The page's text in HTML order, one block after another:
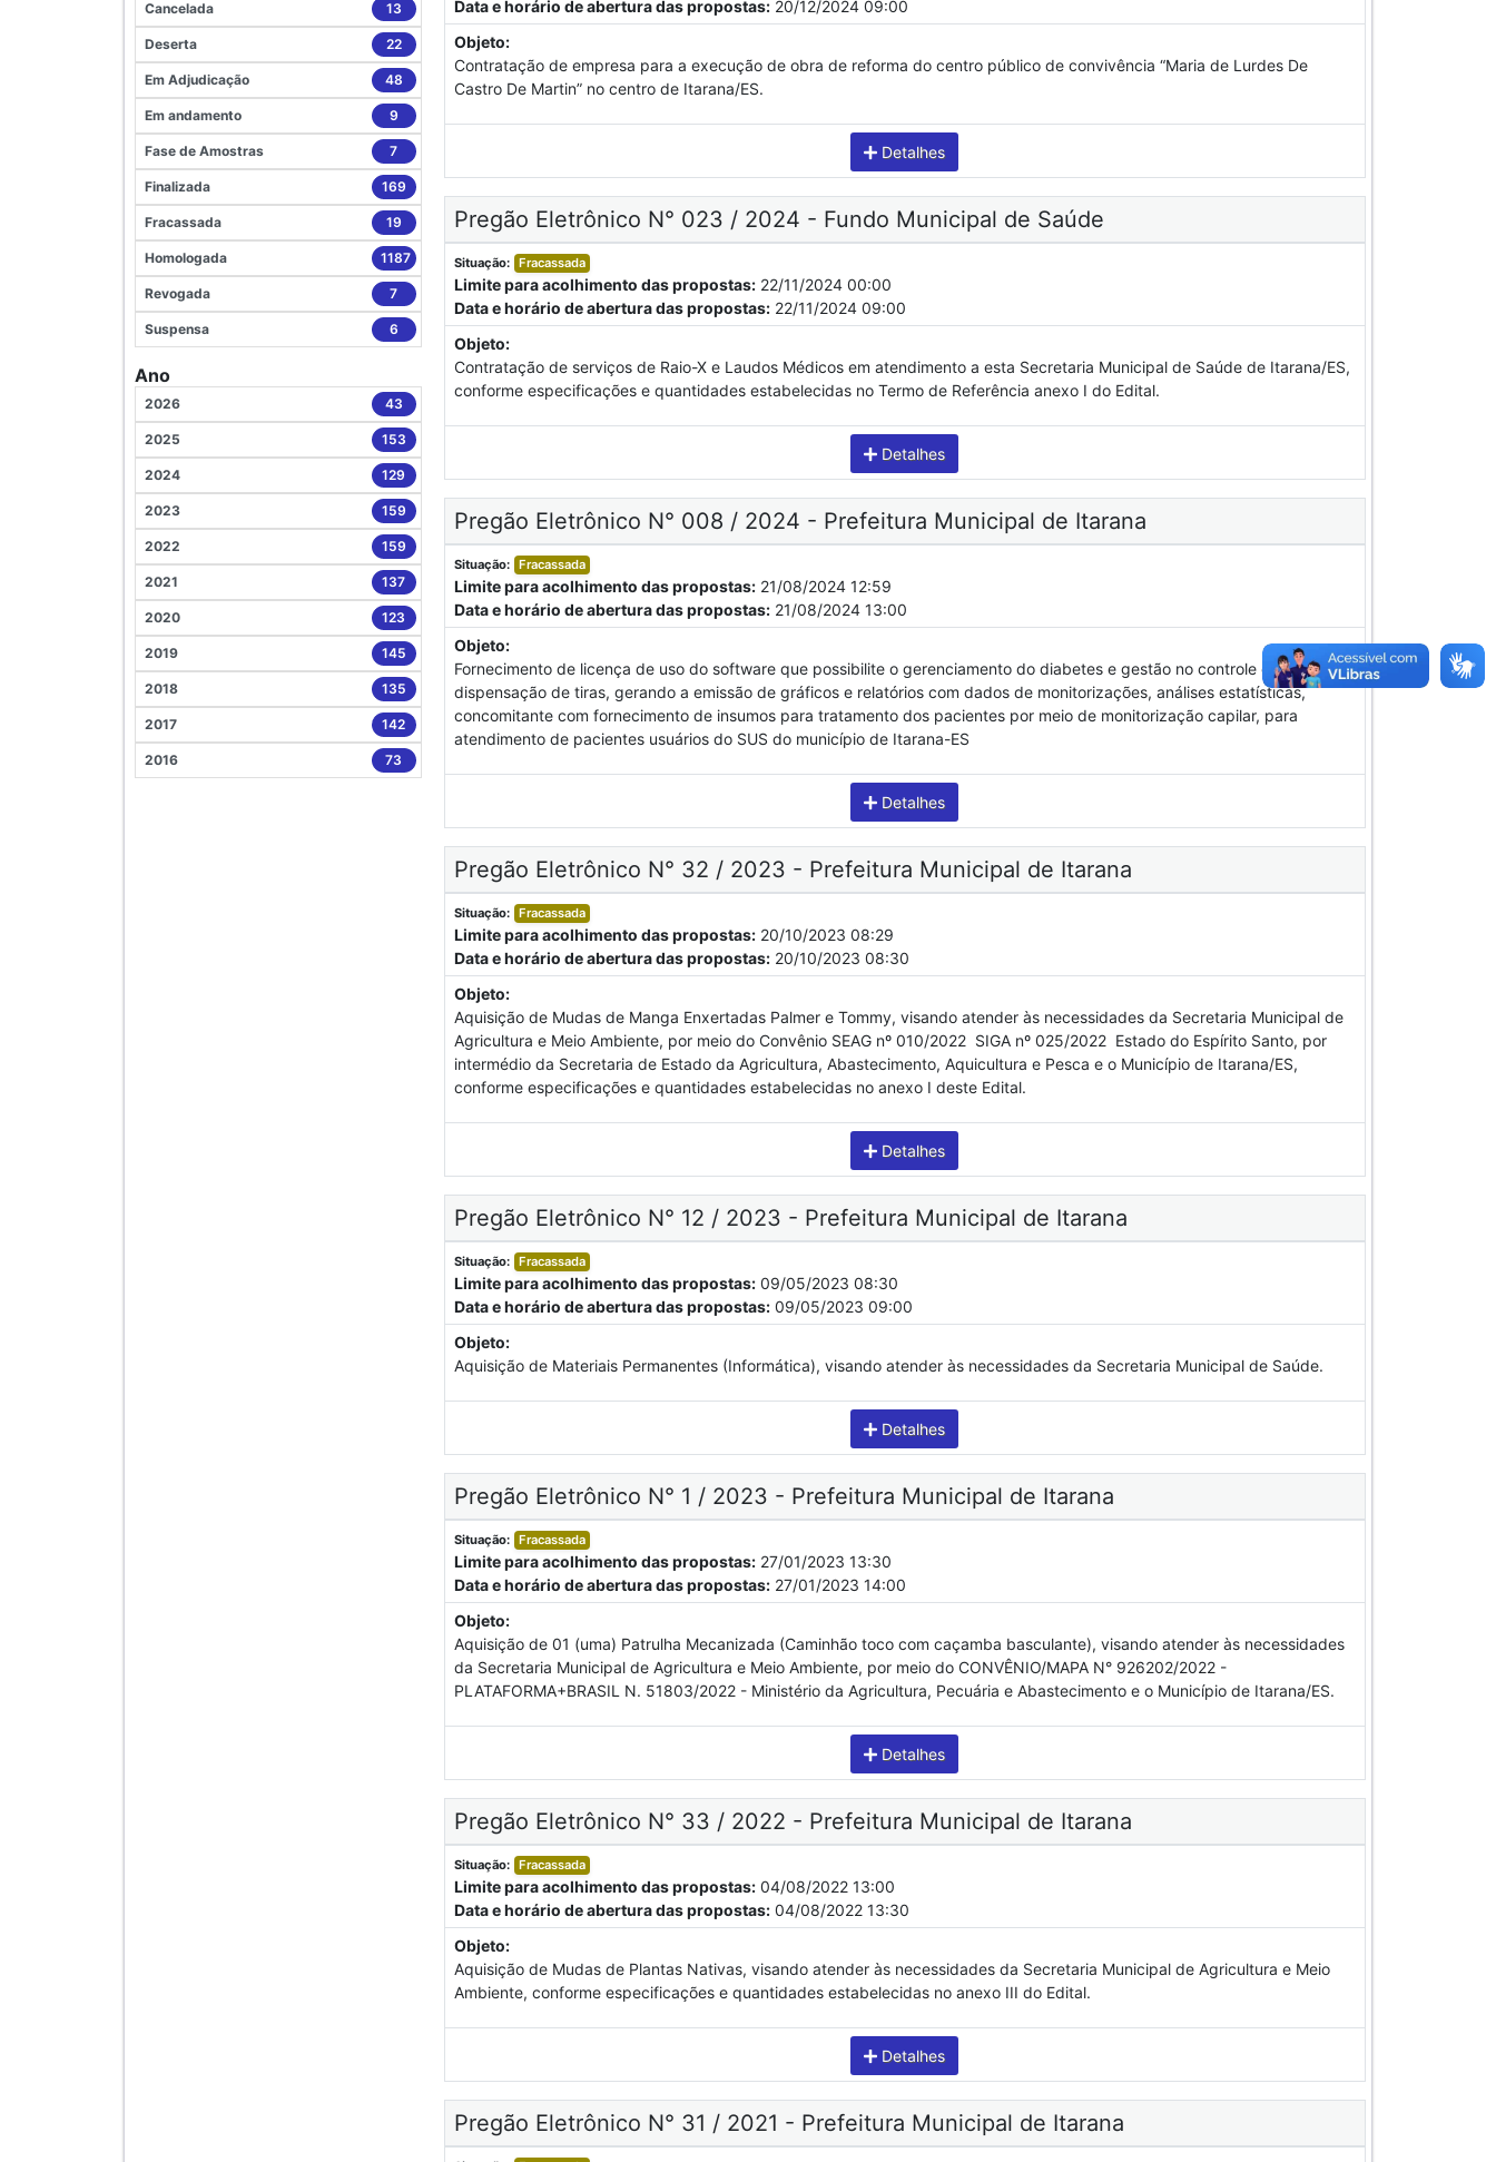
Cancelada 13
Deserta 22
Em Adjudicação 48
Em andamento 9
Fase de Amostras 7
Finalizada 169
Fracassada 19
Homologada 1187
Revogada 7
Suspensa 6
Ano
2026 43
2025 153
2024 129
2023 159
2022 159
2021 137
2020 123
2019 145
2018 135
2017 142
2016 73
Data e horário de abertura das propostas:20/12/2024 09:00
Objeto:
Contratação de empresa para a execução de obra de reforma do centro público de convivência “Maria de Lurdes De
Castro De Martin” no centro de Itarana/ES.
Detalhes
Pregão Eletrônico N° 023 / 2024 - Fundo Municipal de Saúde
Situação: Fracassada
Limite para acolhimento das propostas:22/11/2024 00:00
Data e horário de abertura das propostas:22/11/2024 09:00
Objeto:
Contratação de serviços de Raio-X e Laudos Médicos em atendimento a esta Secretaria Municipal de Saúde de Itarana/ES,
conforme especificações e quantidades estabelecidas no Termo de Referência anexo I do Edital.
Detalhes
Pregão Eletrônico N° 008 / 2024 - Prefeitura Municipal de Itarana
Situação: Fracassada
Limite para acolhimento das propostas:21/08/2024 12:59
Data e horário de abertura das propostas:21/08/2024 13:00
Objeto:
Fornecimento de licença de uso do software que possibilite o gerenciamento do diabetes e gestão no controle da
dispensação de tiras, gerando a emissão de gráficos e relatórios com dados de monitorizações, análises estatísticas,
concomitante com fornecimento de insumos para tratamento dos pacientes por meio de monitorização capilar, para
atendimento de pacientes usuários do SUS do município de Itarana-ES
Detalhes
Pregão Eletrônico N° 32 / 2023 - Prefeitura Municipal de Itarana
Situação: Fracassada
Limite para acolhimento das propostas:20/10/2023 08:29
Data e horário de abertura das propostas:20/10/2023 08:30
Objeto:
Aquisição de Mudas de Manga Enxertadas Palmer e Tommy, visando atender às necessidades da Secretaria Municipal de
Agricultura e Meio Ambiente, por meio do Convênio SEAG nº 010/2022  SIGA nº 025/2022  Estado do Espírito Santo, por
intermédio da Secretaria de Estado da Agricultura, Abastecimento, Aquicultura e Pesca e o Município de Itarana/ES,
conforme especificações e quantidades estabelecidas no anexo I deste Edital.
Detalhes
Pregão Eletrônico N° 12 / 2023 - Prefeitura Municipal de Itarana
Situação: Fracassada
Limite para acolhimento das propostas:09/05/2023 08:30
Data e horário de abertura das propostas:09/05/2023 09:00
Objeto:
Aquisição de Materiais Permanentes (Informática), visando atender às necessidades da Secretaria Municipal de Saúde.
Detalhes
Pregão Eletrônico N° 1 / 2023 - Prefeitura Municipal de Itarana
Situação: Fracassada
Limite para acolhimento das propostas:27/01/2023 13:30
Data e horário de abertura das propostas:27/01/2023 14:00
Objeto:
Aquisição de 01 (uma) Patrulha Mecanizada (Caminhão toco com caçamba basculante), visando atender às necessidades
da Secretaria Municipal de Agricultura e Meio Ambiente, por meio do CONVÊNIO/MAPA N° 926202/2022 -
PLATAFORMA+BRASIL N. 51803/2022 - Ministério da Agricultura, Pecuária e Abastecimento e o Município de Itarana/ES.
Detalhes
Pregão Eletrônico N° 33 / 2022 - Prefeitura Municipal de Itarana
Situação: Fracassada
Limite para acolhimento das propostas:04/08/2022 13:00
Data e horário de abertura das propostas:04/08/2022 13:30
Objeto:
Aquisição de Mudas de Plantas Nativas, visando atender às necessidades da Secretaria Municipal de Agricultura e Meio
Ambiente, conforme especificações e quantidades estabelecidas no anexo III do Edital.
Detalhes
Pregão Eletrônico N° 31 / 2021 - Prefeitura Municipal de Itarana